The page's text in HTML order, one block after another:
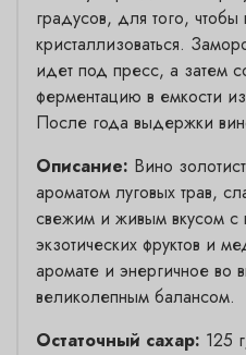
градусов, для того,
кристаллизоваться.
идет под пресс, а затем
ферментацию в емкости
После года выдержки
Описание: Вино
ароматом луговых трав,
свежим и живым вкусом с
экзотических фруктов и
аромате и энергичное во
великолепным балансом.
Остаточный сахар: 125